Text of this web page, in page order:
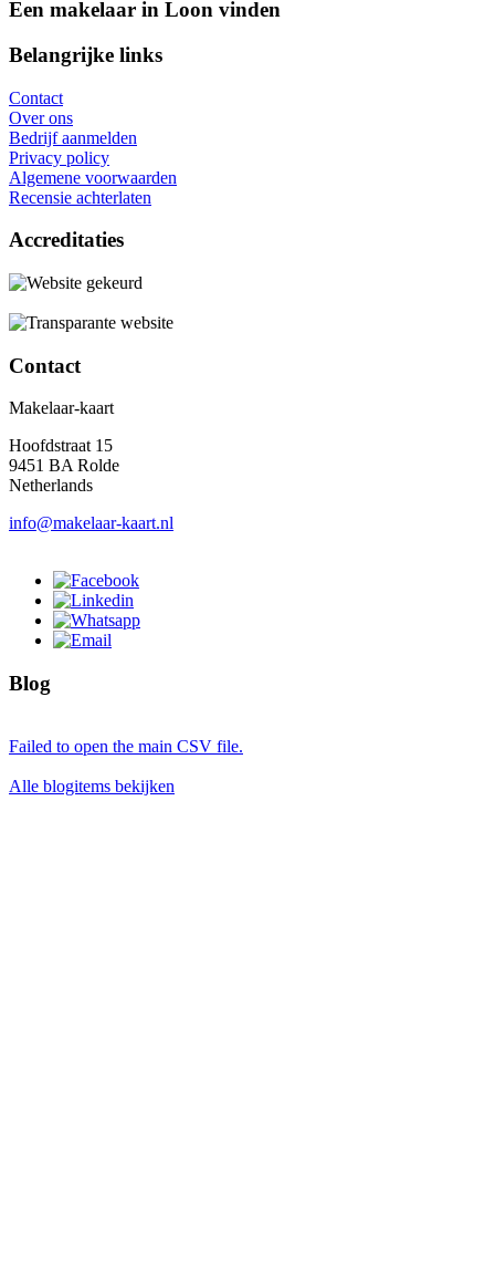
Een makelaar in Loon vinden
Belangrijke links
Contact
Over ons
Bedrijf aanmelden
Privacy policy
Algemene voorwaarden
Recensie achterlaten
Accreditaties
Contact
Makelaar-kaart
Hoofdstraat 15
9451 BA Rolde
Netherlands
info@makelaar-kaart.nl
Blog
Failed to open the main CSV file.
Alle blogitems bekijken